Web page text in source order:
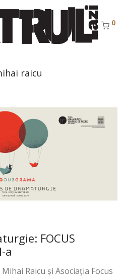
0
raicu
FOCUS
a
Raicu și Asociația Focus